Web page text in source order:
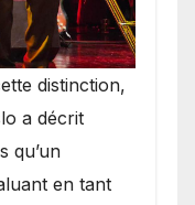
distinction,
a décrit
qu’un
en tant